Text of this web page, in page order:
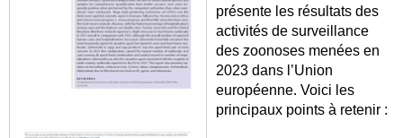
présente les résultats des
activités de surveillance
des zoonoses menées en
2023 dans l’Union
européenne. Voici les
principaux points à retenir :